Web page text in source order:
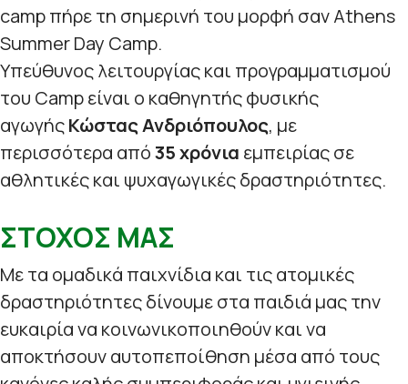
camp πήρε τη σημερινή του μορφή σαν Athens
Summer Day Camp.
Υπεύθυνος λειτουργίας και προγραμματισμού
του Camp είναι ο καθηγητής φυσικής
αγωγήςΚώστας Ανδριόπουλος, με
περισσότερα από35 χρόνια εμπειρίας σε
αθλητικές και ψυχαγωγικές δραστηριότητες.
ΣΤΟΧΟΣ ΜΑΣ
Με τα ομαδικά παιχνίδια και τις ατομικές
δραστηριότητες δίνουμε στα παιδιά μας την
ευκαιρία να κοινωνικοποιηθούν και να
αποκτήσουν αυτοπεποίθηση μέσα από τους